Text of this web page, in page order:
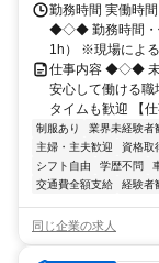
勤務時間 実働時
◆◇◆ 勤務時間・
1h） ※現場によ
仕事内容 ◆◇◆ 未
安心して働ける
タイムも歓迎 【
制服あり 業界未経験者
主婦・主夫歓迎
資格取
シフト自由
学歴不問
交通費全額支給
経験者
同じ企業の求人